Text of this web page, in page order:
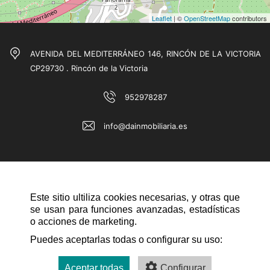
Este sitio ultiliza cookies necesarias, y otras que
se usan para funciones avanzadas, estadísticas
o acciones de marketing.
Puedes aceptarlas todas o configurar su uso:
Aceptar todas Configurar
Leaflet| ©OpenStreetMapcontributors
AVENIDA DEL MEDITERRÁNEO 146, RINCÓN DE LA VICTORIA
CP29730 . Rincón de la Victoria
952978287
info@dainmobiliaria.es
NAVEGACIÓN RÁPIDA